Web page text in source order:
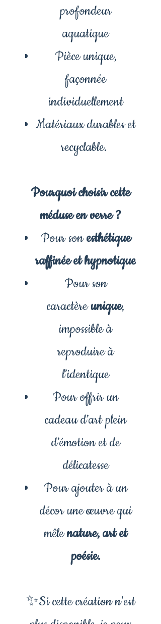
profondeur
aquatique
Pièce unique,
façonnée
individuellement
Matériaux durables et
recyclable.
Pourquoi choisir cette
méduse en verre ?
Pour sonesthétique
raffinée et hypnotique
Pour son
caractèreunique,
impossible à
reproduire à
l’identique
Pour offrir un
cadeau d’art plein
d’émotion et de
délicatesse
Pour ajouter à un
décor une œuvre qui
mêlenature, art et
poésie.
✨Si cette création n'est